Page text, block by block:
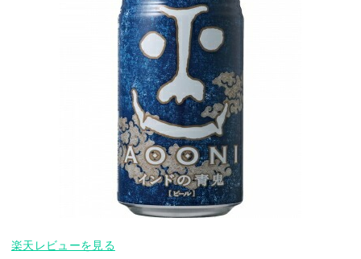
楽天レビューを見る